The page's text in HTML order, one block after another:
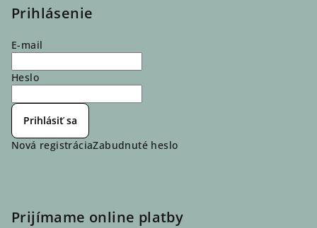
Prihlásenie
E-mail
Heslo
Prihlásiť sa
Nová registráciaZabudnuté heslo
Prijímame online platby